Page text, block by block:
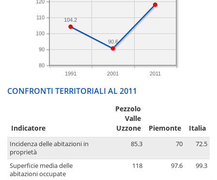
1991 2001 2011
80
90
100
110
120
90.6
104.2
CONFRONTI TERRITORIALI AL 2011
Indicatore
Pezzolo
Valle
Uzzone
Piemonte Italia
Incidenza delle abitazioni in
proprietà
85.3 70 72.5
Superficie media delle
abitazioni occupate
118 97.6 99.3